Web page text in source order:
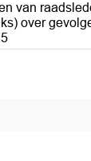
van
over